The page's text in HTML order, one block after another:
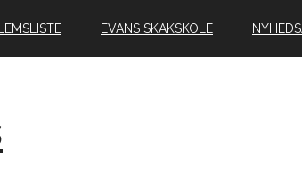
EVANS SKAKSKOLE